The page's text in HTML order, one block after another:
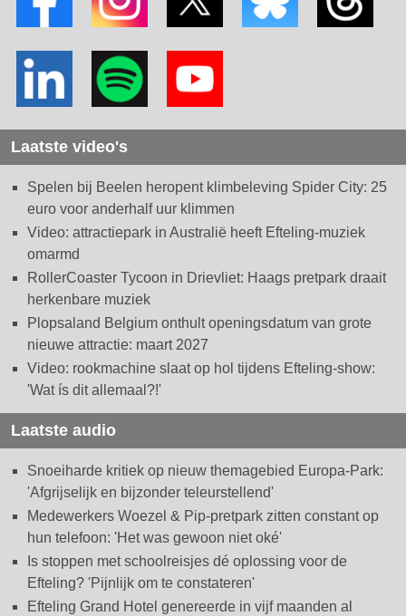
Laatste video's
Spelen bij Beelen heropent klimbeleving Spider City: 25
euro voor anderhalf uur klimmen
Video: attractiepark in Australië heeft Efteling-muziek
omarmd
RollerCoaster Tycoon in Drievliet: Haags pretpark draait
herkenbare muziek
Plopsaland Belgium onthult openingsdatum van grote
nieuwe attractie: maart 2027
Video: rookmachine slaat op hol tijdens Efteling-show:
'Wat ís dit allemaal?!'
Laatste audio
Snoeiharde kritiek op nieuw themagebied Europa-Park:
'Afgrijselijk en bijzonder teleurstellend'
Medewerkers Woezel & Pip-pretpark zitten constant op
hun telefoon: 'Het was gewoon niet oké'
Is stoppen met schoolreisjes dé oplossing voor de
Efteling? 'Pijnlijk om te constateren'
Efteling Grand Hotel genereerde in vijf maanden al